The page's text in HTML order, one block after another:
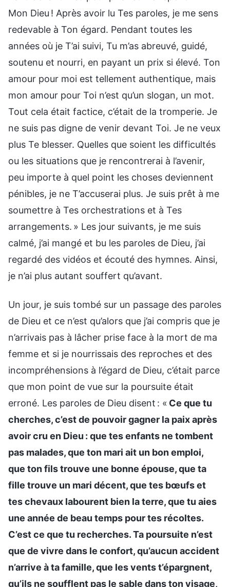
Mon Dieu ! Après avoir lu Tes paroles, je me sens
redevable à Ton égard. Pendant toutes les
années où je T’ai suivi, Tu m’as abreuvé, guidé,
soutenu et nourri, en payant un prix si élevé. Ton
amour pour moi est tellement authentique, mais
mon amour pour Toi n’est qu’un slogan, un mot.
Tout cela était factice, c’était de la tromperie. Je
ne suis pas digne de venir devant Toi. Je ne veux
plus Te blesser. Quelles que soient les difficultés
ou les situations que je rencontrerai à l’avenir,
peu importe à quel point les choses deviennent
pénibles, je ne T’accuserai plus. Je suis prêt à me
soumettre à Tes orchestrations et à Tes
arrangements. » Les jour suivants, je me suis
calmé, j’ai mangé et bu les paroles de Dieu, j’ai
regardé des vidéos et écouté des hymnes. Ainsi,
je n’ai plus autant souffert qu’avant.
Un jour, je suis tombé sur un passage des paroles
de Dieu et ce n’est qu’alors que j’ai compris que je
n’arrivais pas à lâcher prise face à la mort de ma
femme et si je nourrissais des reproches et des
incompréhensions à l’égard de Dieu, c’était parce
que mon point de vue sur la poursuite était
erroné. Les paroles de Dieu disent : « Ce que tu
cherches, c’est de pouvoir gagner la paix après
avoir cru en Dieu : que tes enfants ne tombent
pas malades, que ton mari ait un bon emploi,
que ton fils trouve une bonne épouse, que ta
fille trouve un mari décent, que tes bœufs et
tes chevaux labourent bien la terre, que tu aies
une année de beau temps pour tes récoltes.
C’est ce que tu recherches. Ta poursuite n’est
que de vivre dans le confort, qu’aucun accident
n’arrive à ta famille, que les vents t’épargnent,
qu’ils ne soufflent pas le sable dans ton visage,